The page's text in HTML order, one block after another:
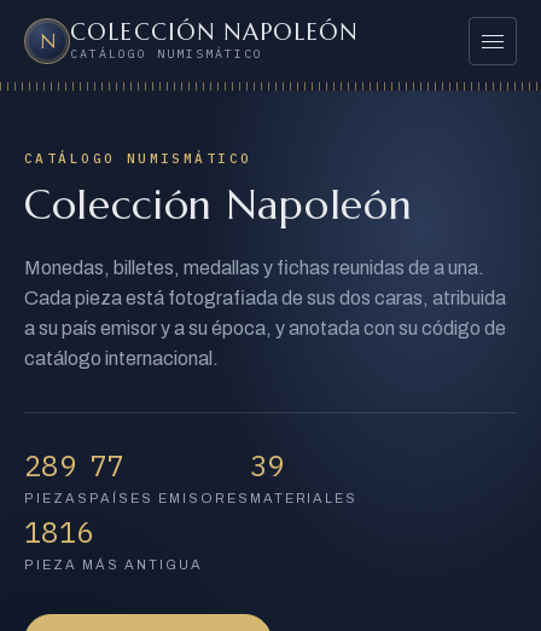
N COLECCIÓN NAPOLEÓN
CATÁLOGO NUMISMÁTICO
PAÍSES
TODAS LAS PIEZAS
Buscar en el catálogo
CATÁLOGO NUMISMÁTICO
Colección Napoleón
Monedas, billetes, medallas y fichas reunidas de a una.
Cada pieza está fotografiada de sus dos caras, atribuida
a su país emisor y a su época, y anotada con su código de
catálogo internacional.
PIEZAS
289
PAÍSES EMISORES
77
MATERIALES
39
PIEZA MÁS ANTIGUA
1816